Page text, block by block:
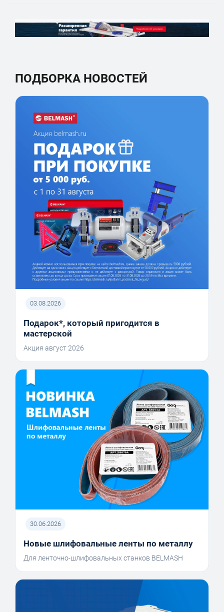
ПОДБОРКА НОВОСТЕЙ
03.08.2026
Подарок*, который пригодится в
мастерской
Акция август 2026
30.06.2026
Новые шлифовальные ленты по металлу
Для ленточно-шлифовальных станков BELMASH